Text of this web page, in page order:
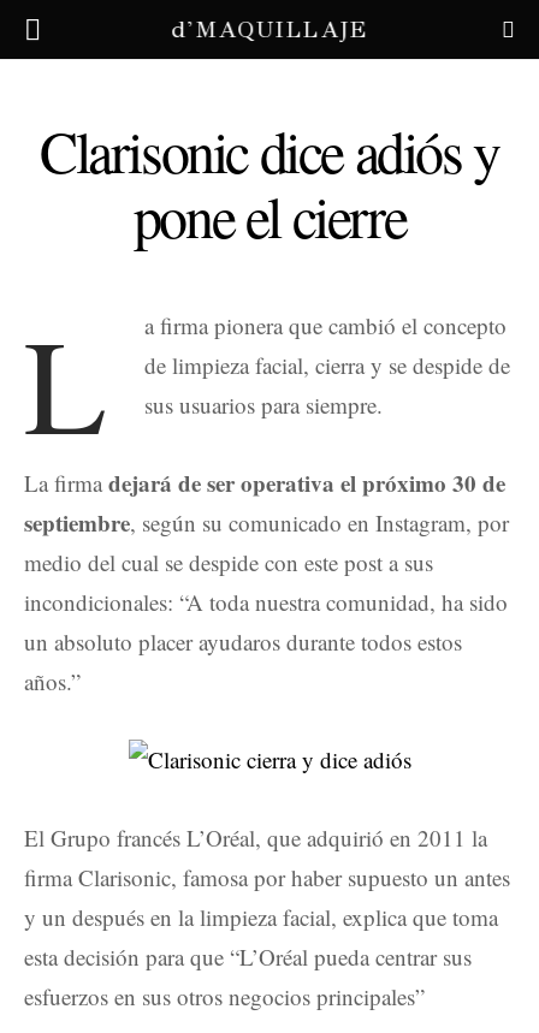
d'MAQUILLAJE
Clarisonic dice adiós y
pone el cierre
L
a firma pionera que cambió el concepto
de limpieza facial, cierra y se despide de
sus usuarios para siempre.
La firma dejará de ser operativa el próximo 30 de
septiembre, según su comunicado en Instagram, por
medio del cual se despide con este post a sus
incondicionales: “A toda nuestra comunidad, ha sido
un absoluto placer ayudaros durante todos estos
años.”
El Grupo francés L’Oréal, que adquirió en 2011 la
firma Clarisonic, famosa por haber supuesto un antes
y un después en la limpieza facial, explica que toma
esta decisión para que “L’Oréal pueda centrar sus
esfuerzos en sus otros negocios principales”